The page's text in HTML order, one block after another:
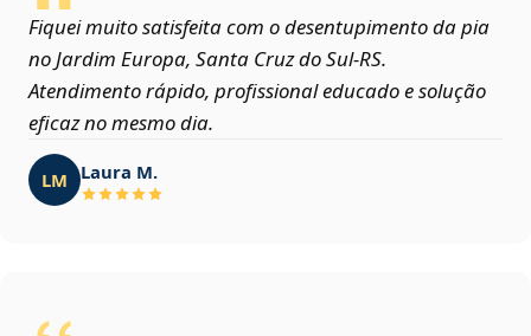
Fiquei muito satisfeita com o desentupimento da pia
no Jardim Europa, Santa Cruz do Sul‑RS.
Atendimento rápido, profissional educado e solução
eficaz no mesmo dia.
LM Laura M.